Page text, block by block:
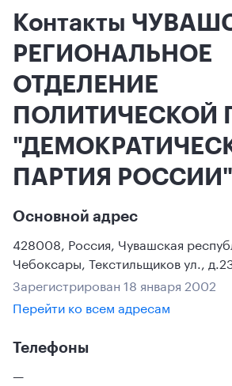
Контакты
РЕГИОНАЛЬНОЕ
ОТДЕЛЕНИЕ
ПОЛИТИЧЕСКОЙ
ПАРТИЯ РОССИИ"
Основной адрес
428008, Россия, Чувашская
Чебоксары, Текстильщиков ул.,
Зарегистрирован 18 января 2002
Перейти ко всем адресам
Телефоны
—